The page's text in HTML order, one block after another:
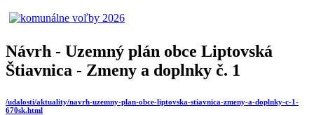
Návrh - Uzemný plán obce Liptovská
Štiavnica - Zmeny a doplnky č. 1
/udalosti/aktuality/navrh-uzemny-plan-obce-liptovska-stiavnica-zmeny-a-doplnky-c-1-
670sk.html